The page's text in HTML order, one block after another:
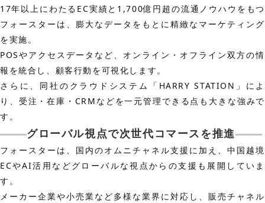
17年以上にわたるEC実績と1,700億円超の流通ノウハウをもつ
フォースターは、膨大なデータをもとに精緻なマーケティング
を実施。
POSやアクセスデータなど、オンライン・オフライン双方の情
報を統合し、顧客行動を可視化します。
さらに、同社のクラウドシステム「HARRY STATION」によ
り、受注・在庫・CRMなどを一元管理できる点も大きな強みで
す。
グローバル視点で次世代コマースを推進
フォースターは、国内のオムニチャネル支援に加え、中国越境
ECやAI活用などグローバルな視点からの支援も展開していま
す。
メーカー企業や小売業など多様な業界に対応し、販売チャネル